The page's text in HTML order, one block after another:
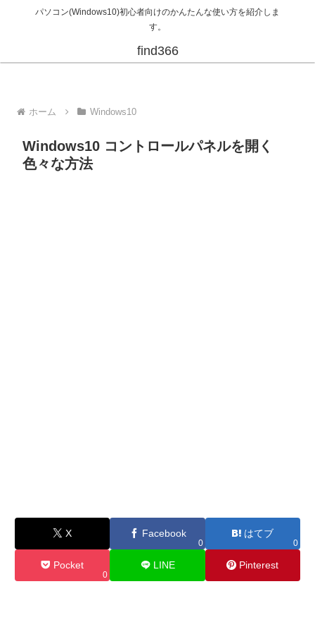
パソコン(Windows10)初心者向けのかんたんな使い方を紹介しま
す。
find366
ホーム Windows10
Windows10 コントロールパネルを開く
色々な方法
X Facebook
0
はてブ
0
Pocket
0
LINE Pinterest